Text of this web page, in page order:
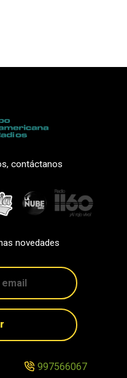
contáctanos
novedades
997566067